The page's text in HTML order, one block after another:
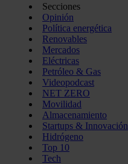
Secciones
Opinión
Política energética
Renovables
Mercados
Eléctricas
Petróleo & Gas
Videopodcast
NET ZERO
Movilidad
Almacenamiento
Startups & Innovación
Hidrógeno
Top 10
Tech